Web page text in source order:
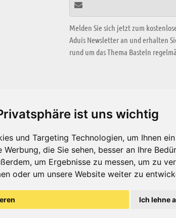
ist uns wichtig
und Targeting Technologien, um Ihnen
die Sie sehen, besser an Ihre
um Ergebnisse zu messen, um zu
oder um unsere Website weiter zu
Ich lehne
Melden Sie sich jetzt zum
Aduis Newsletter an und erhalten
rund um das Thema Basteln
KREATIV ZONE
Alle Videos
Bastelideen
Arbeitsblätter